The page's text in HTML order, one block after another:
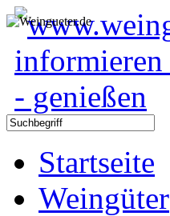
Startseite
Weingüter